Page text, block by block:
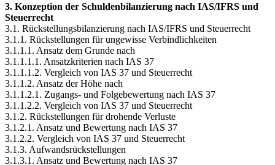
3. Konzeption der Schuldenbilanzierung nach IAS/IFRS und
Steuerrecht
3.1. Rückstellungsbilanzierung nach IAS/IFRS und Steuerrecht
3.1.1. Rückstellungen für ungewisse Verbindlichkeiten
3.1.1.1. Ansatz dem Grunde nach
3.1.1.1.1. Ansatzkriterien nach IAS 37
3.1.1.1.2. Vergleich von IAS 37 und Steuerrecht
3.1.1.2. Ansatz der Höhe nach
3.1.1.2.1. Zugangs- und Folgebewertung nach IAS 37
3.1.1.2.2. Vergleich von IAS 37 und Steuerrecht
3.1.2. Rückstellungen für drohende Verluste
3.1.2.1. Ansatz und Bewertung nach IAS 37
3.1.2.2. Vergleich von IAS 37 und Steuerrecht
3.1.3. Aufwandsrückstellungen
3.1.3.1. Ansatz und Bewertung nach IAS 37